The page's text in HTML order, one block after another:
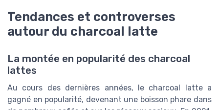
Tendances et controverses
autour du charcoal latte
La montée en popularité des charcoal
lattes
Au cours des dernières années, le charcoal latte a
gagné en popularité, devenant une boisson phare dans